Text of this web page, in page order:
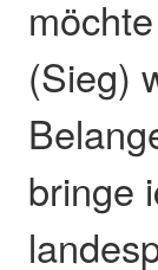
(Sieg)
bringe